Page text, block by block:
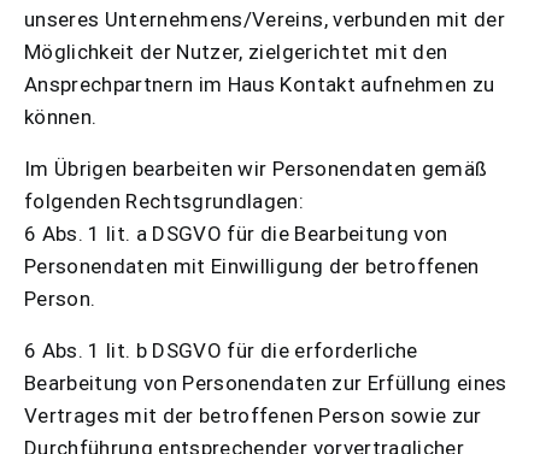
unseres Unternehmens/Vereins, verbunden mit der
Möglichkeit der Nutzer, zielgerichtet mit den
Ansprechpartnern im Haus Kontakt aufnehmen zu
können.
Im Übrigen bearbeiten wir Personendaten gemäß
folgenden Rechtsgrundlagen:
6 Abs. 1 lit. a DSGVO für die Bearbeitung von
Personendaten mit Einwilligung der betroffenen
Person.
6 Abs. 1 lit. b DSGVO für die erforderliche
Bearbeitung von Personendaten zur Erfüllung eines
Vertrages mit der betroffenen Person sowie zur
Durchführung entsprechender vorvertraglicher